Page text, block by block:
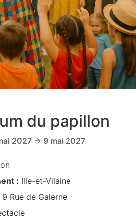
du papillon
2027 → 9 mai 2027
: Ille-et-Vilaine
9 Rue de Galerne